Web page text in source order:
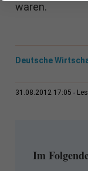
waren.
Deutsche
31.08.2012 17:05
Im